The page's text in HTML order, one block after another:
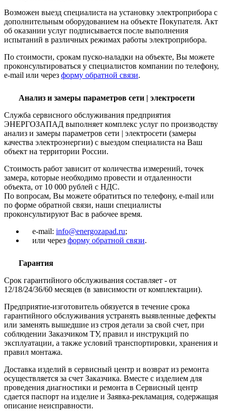
Возможен выезд специалиста на установку электроприбора с
дополнительным оборудованием на объекте Покупателя. Акт
об оказании услуг подписывается после выполнения
испытаний в различных режимах работы электроприбора.
По стоимости, срокам пуско-наладки на объекте, Вы можете
проконсультироваться у специалистов компании по телефону,
e-mail или через форму обратной связи.
Анализ и замеры параметров сети | электросети
Служба сервисного обслуживания предприятия
ЭНЕРГОЗАПАД выполняет комплекс услуг по производству
анализ и замеры параметров сети | электросети (замеры
качества электроэнергии) с выездом специалиста на Ваш
объект на территории России.
Стоимость работ зависит от количества измерений, точек
замера, которые необходимо провести и отдаленности
объекта, от 10 000 рублей с НДС.
По вопросам, Вы можете обратиться по телефону, e-mail или
по форме обратной связи, наши специалисты
проконсультируют Вас в рабочее время.
e-mail: info@energozapad.ru;
или через форму обратной связи.
Гарантия
Срок гарантийного обслуживания составляет - от
12/18/24/36/60 месяцев (в зависимости от комплектации).
Предприятие-изготовитель обязуется в течение срока
гарантийного обслуживания устранять выявленные дефекты
или заменять вышедшие из строя детали за свой счет, при
соблюдении Заказчиком ТУ, правил и инструкций по
эксплуатации, а также условий транспортировки, хранения и
правил монтажа.
Доставка изделий в сервисный центр и возврат из ремонта
осуществляется за счет Заказчика. Вместе с изделием для
проведения диагностики и ремонта в Сервисный центр
сдается паспорт на изделие и Заявка-рекламация, содержащая
описание неисправности.